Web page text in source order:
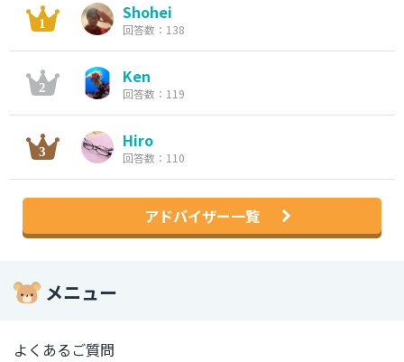
Shohei
回答数：138
Ken
回答数：119
Hiro
回答数：110
アドバイザー一覧
メニュー
よくあるご質問